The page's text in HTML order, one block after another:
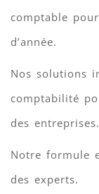
comptable
d’année.
Nos solutions
comptabilité
des entreprises.
Notre formule
des experts.